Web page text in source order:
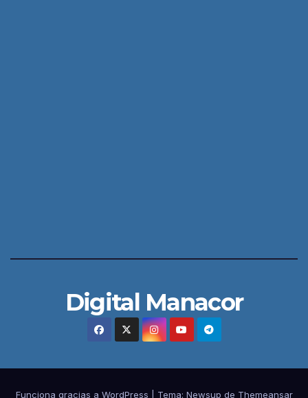
Digital Manacor
Funciona gracias a WordPress Tema: Newsup de Themeansar